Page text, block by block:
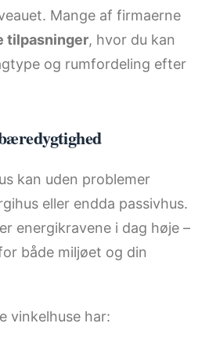
Mange af firmaerne
tilpasninger, hvor du kan
og rumfordeling efter
kan uden problemer
eller endda passivhus.
energikravene i dag høje –
både miljøet og din
vinkelhuse har: